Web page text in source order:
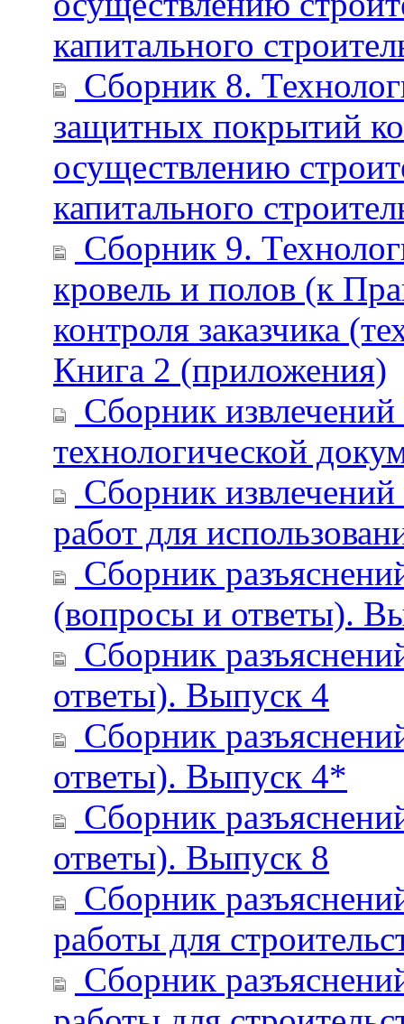
капитального
Сборник 8.
защитных покрытий
осуществлению
капитального
Сборник 9.
кровель и полов (к
контроля заказчика
Книга 2 (приложения)
Сборник
технологической
Сборник
работ для
Сборник
(вопросы и ответы).
Сборник
ответы). Выпуск 4
Сборник
ответы). Выпуск 4*
Сборник
ответы). Выпуск 8
Сборник
работы для
Сборник